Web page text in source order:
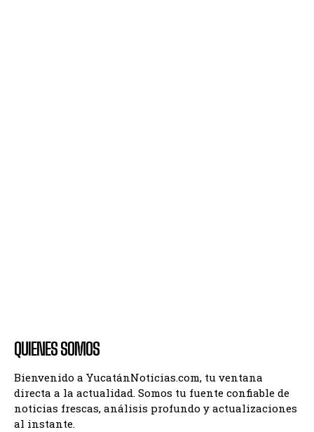
QUIENES SOMOS
Bienvenido a YucatánNoticias.com, tu ventana
directa a la actualidad. Somos tu fuente confiable de
noticias frescas, análisis profundo y actualizaciones
al instante.